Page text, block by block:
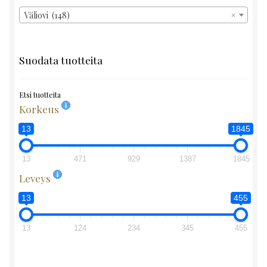
×
Väliovi (148)
Suodata tuotteita
Etsi tuotteita
Korkeus
13 1845
13 471 929 1387 1845
Leveys
13 455
13 124 234 345 455